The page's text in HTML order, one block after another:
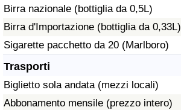
Birra nazionale (bottiglia da 0,5L)
Birra d'Importazione (bottiglia da 0,33L)
Sigarette pacchetto da 20 (Marlboro)
Trasporti
Biglietto sola andata (mezzi locali)
Abbonamento mensile (prezzo intero)
Indice del traffico (Corrente)